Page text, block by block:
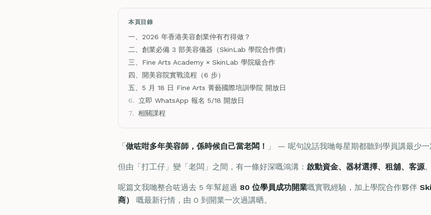
本頁目錄
一、2026 年香港美容創業仲有冇得做？
二、創業必備 3 部美容儀器（SkinLab 學院合作價）
三、Fine Arts Academy × SkinLab 學院級合作
四、開美容院實戰流程（6 步）
五、5 月 18 日 Fine Arts 菁藝國際培訓學院 開放日
6.
立即 WhatsApp 報名 5/18 開放日
7. 相關課程
「做咗咁多年美容師，係時候自己當老闆！ 」 — 呢句說話我哋每星期都聽到學員講最少一
但由「打工仔」變「老闆」之間，有一條好深嘅鴻溝： 啟動資金、器材選擇、租舖、客源
呢篇文我哋整合咗過去 5 年幫超過 80 位學員成功開業嘅實戰經驗，加上學院合作夥伴
商）
嘅最新行情，由 0 到開業一次過講晒。